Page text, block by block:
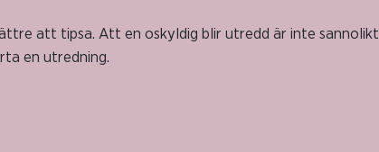
att tipsa. Att en oskyldig blir utredd är inte sannolikt
en utredning.